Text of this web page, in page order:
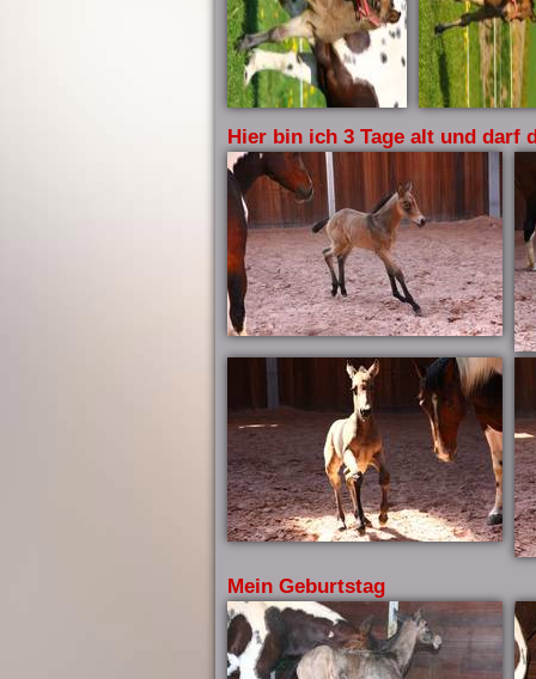
Hier bin ich 3 Tage alt und darf
Mein Geburtstag